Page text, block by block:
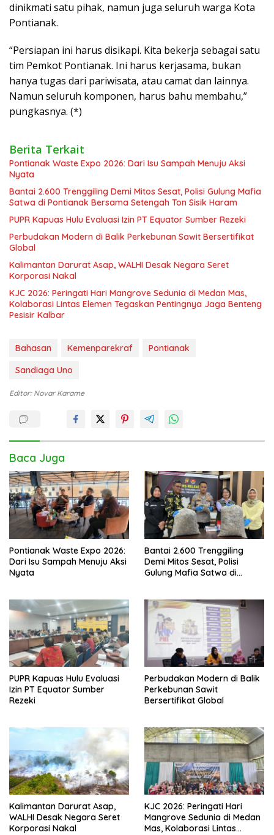
dinikmati satu pihak, namun juga seluruh warga Kota
Pontianak.
“Persiapan ini harus disikapi. Kita bekerja sebagai satu
tim Pemkot Pontianak. Ini harus kerjasama, bukan
hanya tugas dari pariwisata, atau camat dan lainnya.
Namun seluruh komponen, harus bahu membahu,”
pungkasnya. (*)
Berita Terkait
Pontianak Waste Expo 2026: Dari Isu Sampah Menuju Aksi
Nyata
Bantai 2.600 Trenggiling Demi Mitos Sesat, Polisi Gulung Mafia
Satwa di Pontianak Bersama Setengah Ton Sisik Haram
PUPR Kapuas Hulu Evaluasi Izin PT Equator Sumber Rezeki
Perbudakan Modern di Balik Perkebunan Sawit Bersertifikat
Global
Kalimantan Darurat Asap, WALHI Desak Negara Seret
Korporasi Nakal
KJC 2026: Peringati Hari Mangrove Sedunia di Medan Mas,
Kolaborasi Lintas Elemen Tegaskan Pentingnya Jaga Benteng
Pesisir Kalbar
Bahasan Kemenparekraf
Pontianak
Sandiaga Uno
Editor: Novar Karame
Baca Juga
Pontianak Waste Expo 2026:
Dari Isu Sampah Menuju Aksi
Nyata
Bantai 2.600 Trenggiling
Demi Mitos Sesat, Polisi
Gulung Mafia Satwa di
PUPR Kapuas Hulu Evaluasi
Izin PT Equator Sumber
Rezeki
Perbudakan Modern di Balik
Perkebunan Sawit
Bersertifikat Global
Kalimantan Darurat Asap,
WALHI Desak Negara Seret
Korporasi Nakal
KJC 2026: Peringati Hari
Mangrove Sedunia di Medan
Mas, Kolaborasi Lintas